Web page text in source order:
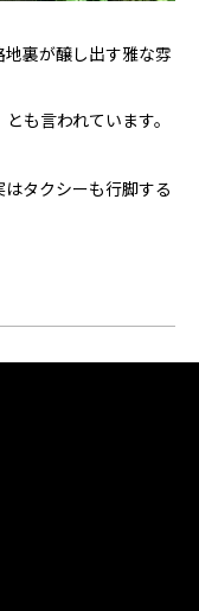
裏が醸し出す雅な雰
とも言われています。
タクシーも行脚する